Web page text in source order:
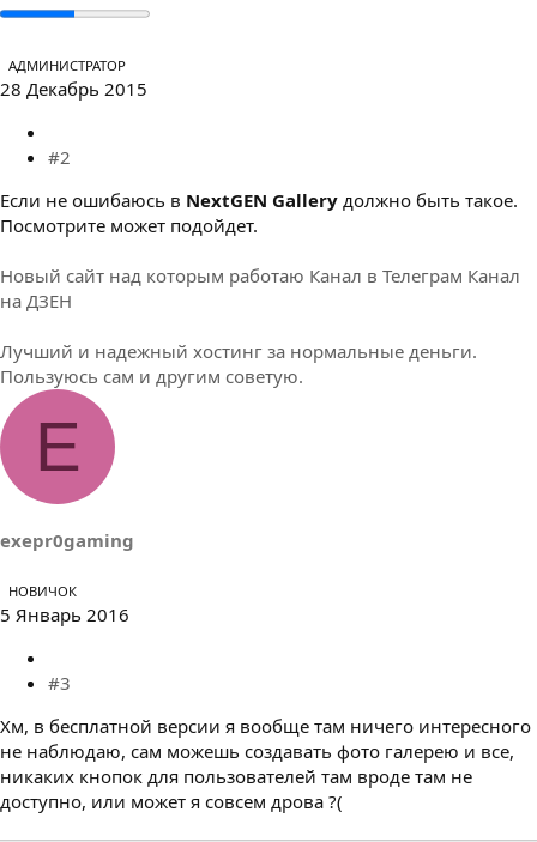
АДМИНИСТРАТОР
28 Декабрь 2015
#2
Если не ошибаюсь в NextGEN Gallery должно быть такое.
Посмотрите может подойдет.
Новый сайт над которым работаю Канал в Телеграм Канал
на ДЗЕН
Лучший и надежный хостинг за нормальные деньги.
Пользуюсь сам и другим советую.
E
exepr0gaming
НОВИЧОК
5 Январь 2016
#3
Хм, в бесплатной версии я вообще там ничего интересного
не наблюдаю, сам можешь создавать фото галерею и все,
никаких кнопок для пользователей там вроде там не
доступно, или может я совсем дрова ?(